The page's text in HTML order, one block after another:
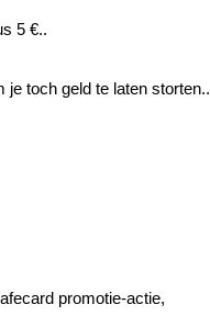
5 €..
je toch geld te laten storten..
promotie-actie,